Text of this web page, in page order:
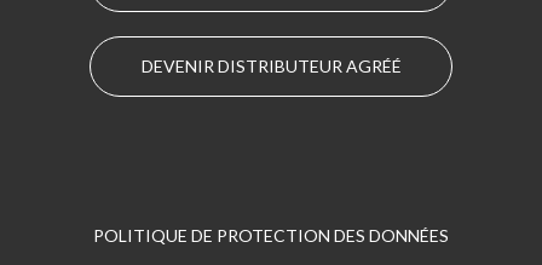
DEVENIR DISTRIBUTEUR AGRÉÉ
POLITIQUE DE PROTECTION DES DONNÉES